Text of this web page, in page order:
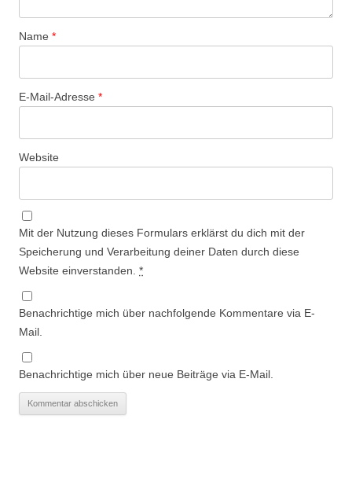
Name *
E-Mail-Adresse *
Website
Mit der Nutzung dieses Formulars erklärst du dich mit der
Speicherung und Verarbeitung deiner Daten durch diese
Website einverstanden. *
Benachrichtige mich über nachfolgende Kommentare via E-
Mail.
Benachrichtige mich über neue Beiträge via E-Mail.